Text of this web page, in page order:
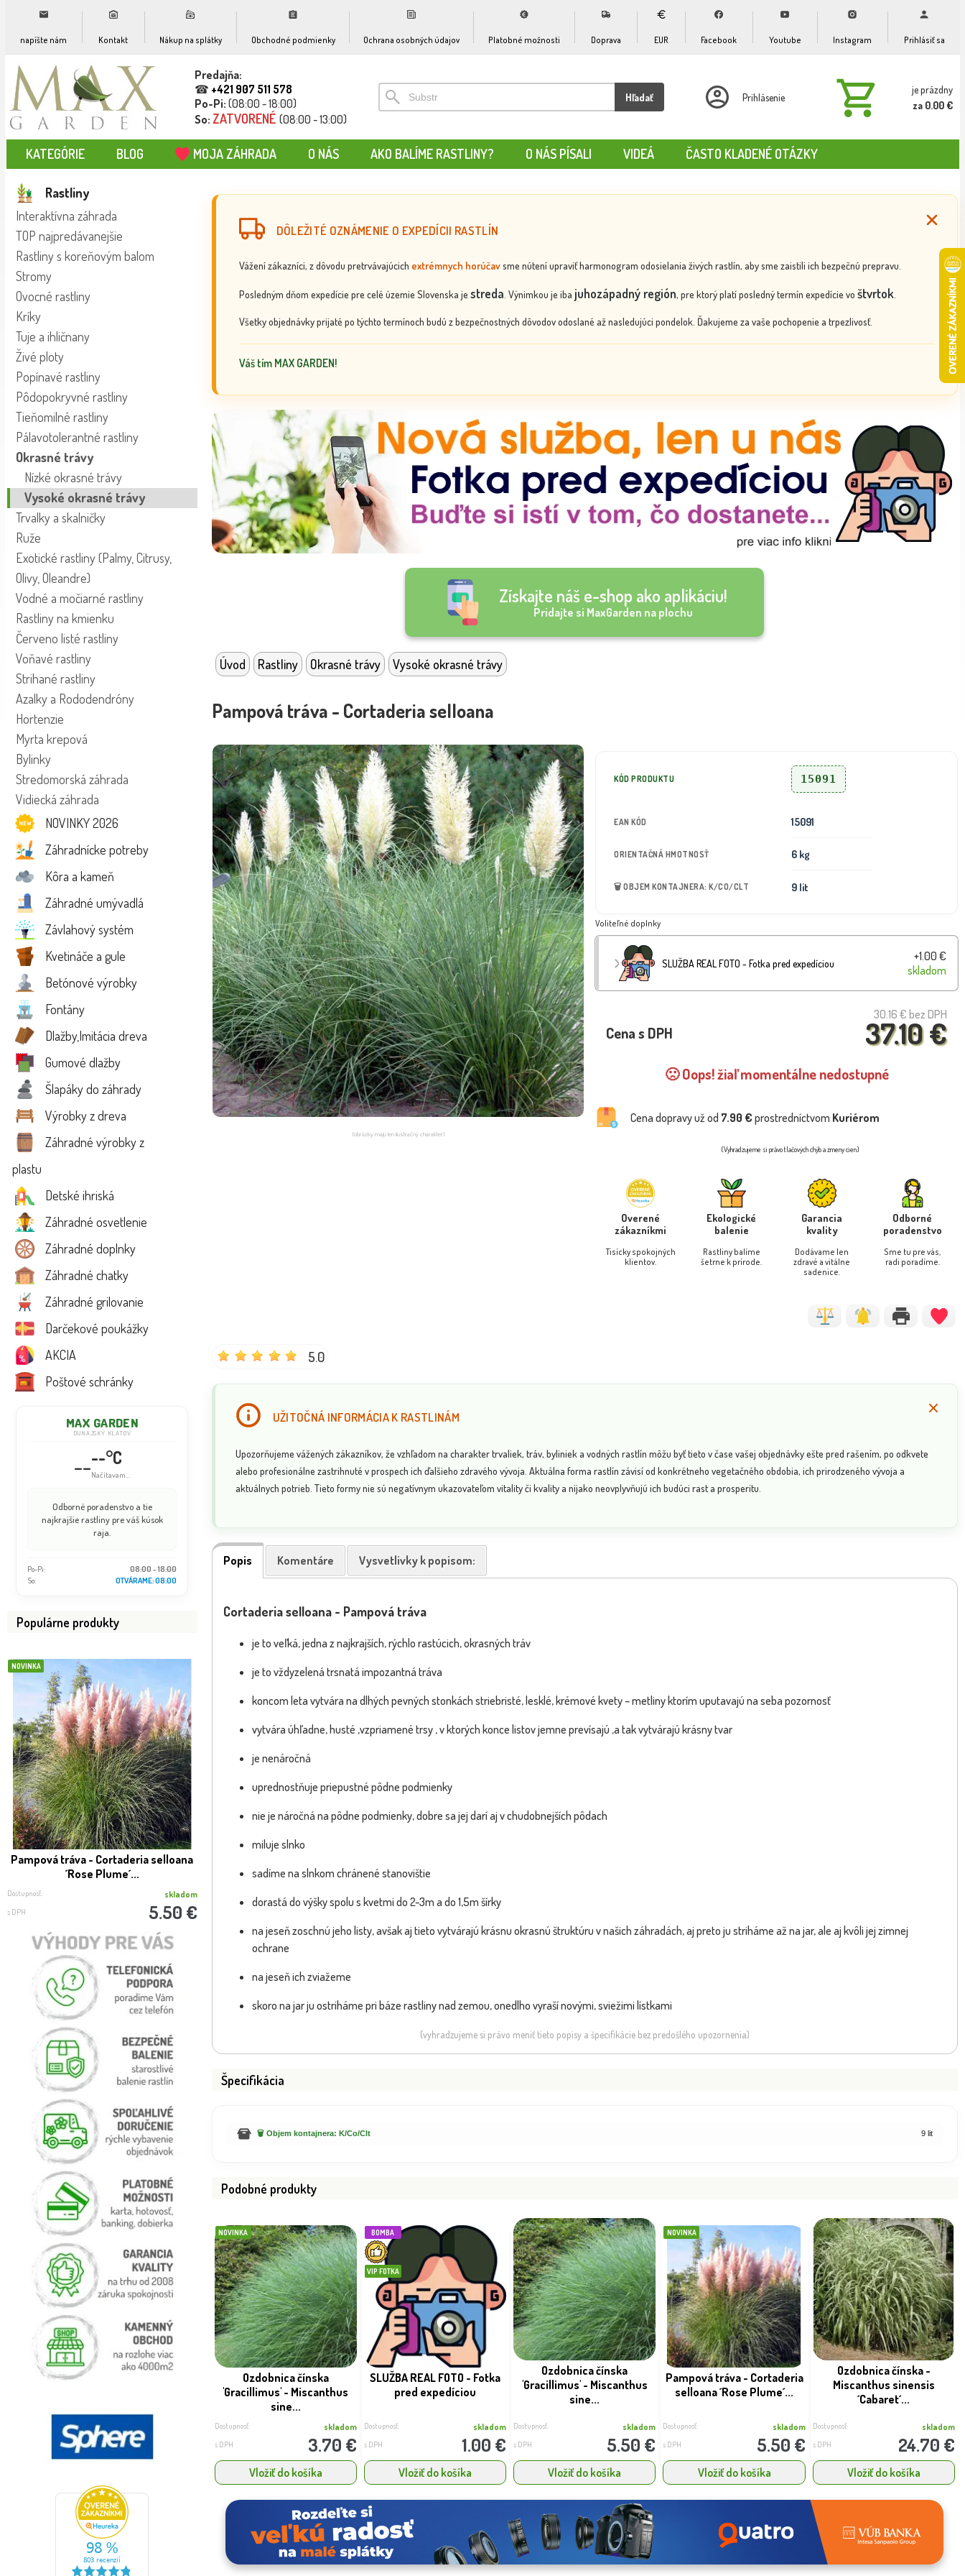
napíšte nám Kontakt Nákup na splátky Obchodné podmienky Ochrana osobných údajov Platobné možnosti Doprava EUR Facebook Youtube Instagram Prihlásiť sa
Predajňa:
☎ +421 907 511 578
Po-Pi: (08:00 - 18:00)
So: ZATVORENÉ (08:00 - 13:00)
Hľadať Prihlásenie
je prázdny
za 0.00 €
KATEGÓRIE BLOG MOJA ZÁHRADA O NÁS AKO BALÍME RASTLINY? O NÁS PÍSALI VIDEÁ ČASTO KLADENÉ OTÁZKY
Rastliny
Interaktívna záhrada
TOP najpredávanejšie
Rastliny s koreňovým balom
Stromy
Ovocné rastliny
Kríky
Tuje a ihličnany
Živé ploty
Popínavé rastliny
Pôdopokryvné rastliny
Tieňomilné rastliny
Pálavotolerantné rastliny
Okrasné trávy
Nízké okrasné trávy
Vysoké okrasné trávy
Trvalky a skalničky
Ruže
Exotické rastliny (Palmy, Citrusy,
Olivy, Oleandre)
Vodné a močiarné rastliny
Rastliny na kmienku
Červeno listé rastliny
Voňavé rastliny
Strihané rastliny
Azalky a Rododendróny
Hortenzie
Myrta krepová
Bylinky
Stredomorská záhrada
Vidiecká záhrada
NOVINKY 2026
Záhradnícke potreby
Kôra a kameň
Záhradné umývadlá
Závlahový systém
Kvetináče a gule
Betónové výrobky
Fontány
Dlažby,Imitácia dreva
Gumové dlažby
Šlapáky do záhrady
Výrobky z dreva
Záhradné výrobky z
plastu
Detské ihriská
Záhradné osvetlenie
Záhradné doplnky
Záhradné chatky
Záhradné grilovanie
Darčekové poukážky
AKCIA
Poštové schránky
MAX GARDEN
DUNAJSKÝ KLÁTOV
----°C
Načítavam...
Odborné poradenstvo a tie
najkrajšie rastliny pre váš kúsok
raja.
Po-Pi:
08:00 - 18:00
So:
OTVÁRAME: 08:00
Populárne produkty
NOVINKA
Pampová tráva - Cortaderia selloana
´Rose Plume´...
Dostupnosť: skladom
s DPH 5.50 €
expedíciou
1.00 €
DÔLEŽITÉ OZNÁMENIE O EXPEDÍCII RASTLÍN
Vážení zákazníci, z dôvodu pretrvávajúcich extrémnych horúčavsme nútení upraviť harmonogram odosielania živých rastlín, aby sme zaistili ich bezpečnú prepravu.
Posledným dňom expedície pre celé územie Slovenska je streda . Výnimkou je iba juhozápadný región, pre ktorý platí posledný termín expedície vo štvrtok.
Všetky objednávky prijaté po týchto termínoch budú z bezpečnostných dôvodov odoslané až nasledujúci pondelok. Ďakujeme za vaše pochopenie a trpezlivosť.
Váš tím MAX GARDEN!
Získajte náš e-shop ako aplikáciu!
Pridajte si MaxGarden na plochu
Úvod Rastliny Okrasné trávy Vysoké okrasné trávy
Pampová tráva - Cortaderia selloana
(obrázky majú len ilustračný charakter)
KÓD PRODUKTU 15091
EAN KÓD 15091
ORIENTAČNÁ HMOTNOSŤ 6 kg
🗑️ OBJEM KONTAJNERA: K/CO/CLT 9 lit
Voliteľné doplnky
SLUŽBA REAL FOTO - Fotka pred expedíciou
+1.00 €
skladom
30.16 € bez DPH
37.10 €
Cena s DPH
🙁 Oops! žiaľ momentálne nedostupné
Cena dopravy už od 7.90 € prostredníctvom Kuriérom
(Vyhradzujeme si právo tlačových chýb a zmeny cien)
Overené
zákazníkmi
Tisícky spokojných
klientov.
Ekologické
balenie
Rastliny balíme
šetrne k prírode.
Garancia
kvality
Dodávame len
zdravé a vitálne
sadenice.
Odborné
poradenstvo
Sme tu pre vás,
radi poradíme.
5.0
UŽITOČNÁ INFORMÁCIA K RASTLINÁM
Upozorňujeme vážených zákazníkov, že vzhľadom na charakter trvaliek, tráv, byliniek a vodných rastlín môžu byť tieto v čase vašej objednávky ešte pred rašením, po odkvete
alebo profesionálne zastrihnuté v prospech ich ďalšieho zdravého vývoja. Aktuálna forma rastlín závisí od konkrétneho vegetačného obdobia, ich prirodzeného vývoja a
aktuálnych potrieb. Tieto formy nie sú negatívnym ukazovateľom vitality či kvality a nijako neovplyvňujú ich budúci rast a prosperitu.
Popis Komentáre Vysvetlivky k popisom:
Cortaderia selloana - Pampová tráva
je to veľká, jedna z najkrajších, rýchlo rastúcich, okrasných tráv
je to vždyzelená trsnatá impozantná tráva
koncom leta vytvára na dlhých pevných stonkách striebristé, lesklé, krémové kvety – metliny ktorím uputavajú na seba pozornosť
vytvára úhľadne, husté ,vzpriamené trsy , v ktorých konce listov jemne prevísajú ,a tak vytvárajú krásny tvar
je nenáročná
uprednostňuje priepustné pôdne podmienky
nie je náročná na pôdne podmienky, dobre sa jej darí aj v chudobnejších pôdach
miluje slnko
sadíme na slnkom chránené stanovištie
dorastá do výšky spolu s kvetmi do 2-3m a do 1,5m šírky
na jeseň zoschnú jeho listy, avšak aj tieto vytvárajú krásnu okrasnú štruktúru v našich záhradách, aj preto ju striháme až na jar, ale aj kvôli jej zimnej
ochrane
na jeseň ich zviažeme
skoro na jar ju ostriháme pri báze rastliny nad zemou, onedlho vyraší novými, sviežimi lístkami
(vyhradzujeme si právo meniť tieto popisy a špecifikácie bez predošlého upozornenia)
Špecifikácia
🗑️ Objem kontajnera: K/Co/Clt 9 lit
Podobné produkty
NOVINKA
Ozdobnica čínska
'Gracillimus' - Miscanthus
sine...
Dostupnosť: skladom
s DPH 3.70 €
Vložiť do košíka
BOMBA
VIP FOTKA
SLUŽBA REAL FOTO - Fotka
pred expedíciou
Dostupnosť: skladom
s DPH 1.00 €
Vložiť do košíka
Ozdobnica čínska
'Gracillimus' - Miscanthus
sine...
Dostupnosť: skladom
s DPH 5.50 €
Vložiť do košíka
NOVINKA
Pampová tráva - Cortaderia
selloana ´Rose Plume´...
Dostupnosť: skladom
s DPH 5.50 €
Vložiť do košíka
Ozdobnica čínska -
Miscanthus sinensis
´Cabaret´...
Dostupnosť: skladom
s DPH 24.70 €
Vložiť do košíka